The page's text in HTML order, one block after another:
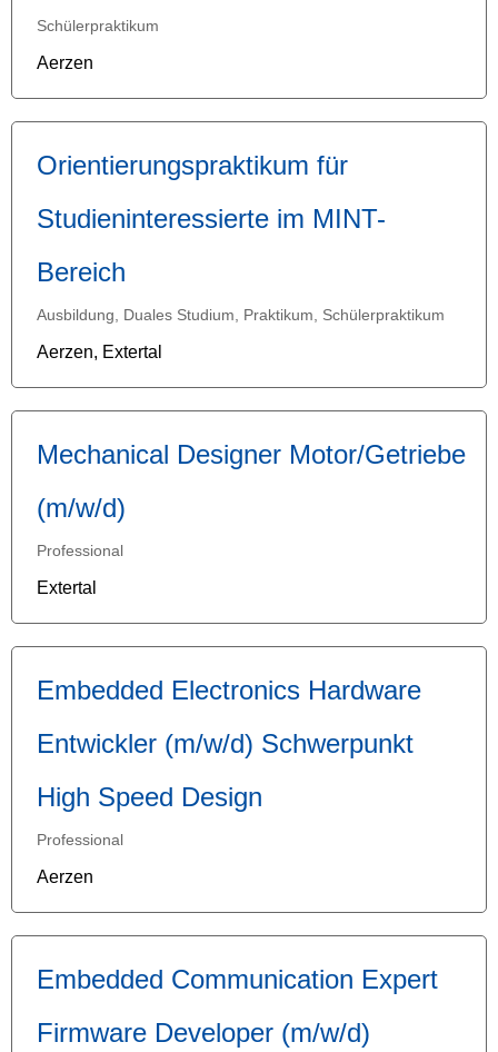
Schülerpraktikum
Aerzen
Orientierungspraktikum für
Studieninteressierte im MINT-
Bereich
Ausbildung, Duales Studium, Praktikum, Schülerpraktikum
Aerzen, Extertal
Mechanical Designer Motor/Getriebe
(m/w/d)
Professional
Extertal
Embedded Electronics Hardware
Entwickler (m/w/d) Schwerpunkt
High Speed Design
Professional
Aerzen
Embedded Communication Expert
Firmware Developer (m/w/d)